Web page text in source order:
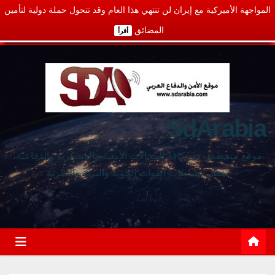
المواجهة الأميركية مع إيران لن تنتهي هذا العام وقد تتحول حملة دولية لتأمين
المضائق أقرأ
SdArabia
موقع متخصص في كافة المجالات الأمنية والعسكرية والدفاعية،
يغطي نشاطات القوات الجوية والبرية والبحرية